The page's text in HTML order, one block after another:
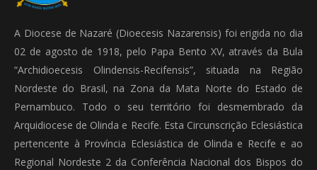
A Diocese de Nazaré (Dioecesis Nazarensis) foi erigida no dia
02 de agosto de 1918, pelo Papa Bento XV, através da Bula
“Archidioecesis Olindensis-Recifensis”, situada na Região
Nordeste do Brasil, na Zona da Mata Norte do Estado de
Pernambuco. Todo o seu território foi desmembrado da
Arquidiocese de Olinda e Recife. Esta Circunscrição Eclesiástica
pertencente à Província Eclesiástica de Olinda e Recife e ao
Regional Nordeste 2 da Conferência Nacional dos Bispos do